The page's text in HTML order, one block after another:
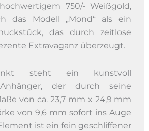
750/- Weißgold,
das Modell „Mond“ als ein
das durch zeitlose
Extravaganz überzeugt.
steht ein kunstvoll
der durch seine
von ca. 23,7 mm x 24,9 mm
von 9,6 mm sofort ins Auge
ist ein fein geschliffener